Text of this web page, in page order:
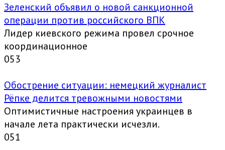
Зеленский объявил о новой санкционной
операции против российского ВПК
Лидер киевского режима провел срочное
координационное
053
Обострение ситуации: немецкий журналист
Рёпке делится тревожными новостями
Оптимистичные настроения украинцев в
начале лета практически исчезли.
051